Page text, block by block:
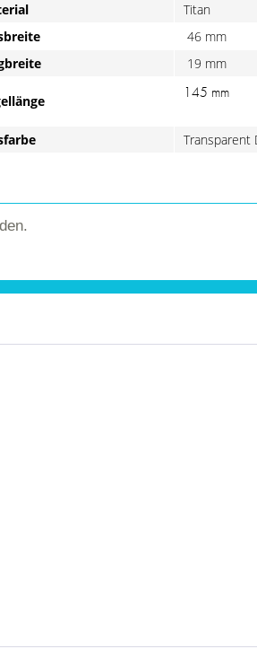
Titan
46 mm
19 mm
145 mm
Transparent